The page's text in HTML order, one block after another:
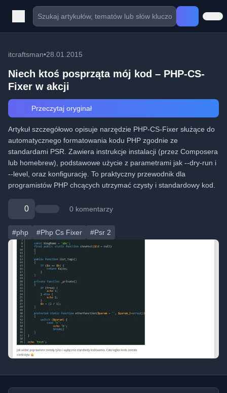
itcraftsman•28.01.2015
Niech ktoś posprząta mój kod – PHP-CS-
Fixer w akcji
Przeczytaj oryginał
Artykuł szczegółowo opisuje narzędzie PHP-CS-Fixer służące do
automatycznego formatowania kodu PHP zgodnie ze
standardami PSR. Zawiera instrukcje instalacji (przez Composera
lub homebrew), podstawowe użycie z parametrami jak --dry-run i
--level, oraz konfigurację. To praktyczny przewodnik dla
programistów PHP chcących utrzymać czysty i standardowy kod.
0 0 komentarzy
#php #Php Cs Fixer #Psr 2